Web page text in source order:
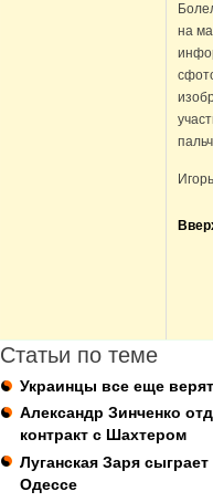
на
Статьи по теме
Украинцы все еще
Александр Зинченко
контракт с Шахтером
Луганская Заря
Одессе